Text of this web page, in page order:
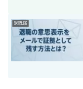
退職届